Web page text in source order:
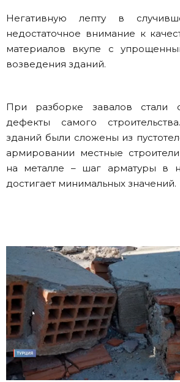
Негативную лепту в
недостаточное внимание к
материалов вкупе с
возведения зданий.
При разборке завалов стали
дефекты самого
зданий были сложены из
армировании местные
на металле – шаг арматуры в
достигает минимальных значений.